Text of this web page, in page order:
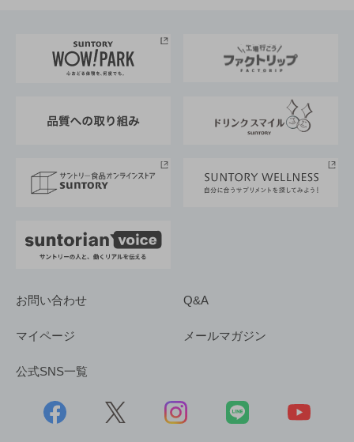
地域情報
サントリーサンバーズ大阪
サントリーが考えるサステナビリティ経営
企業概要
採用情報
お問い合わせ Q&A
マイページ メールマガジン
公式SNS一覧